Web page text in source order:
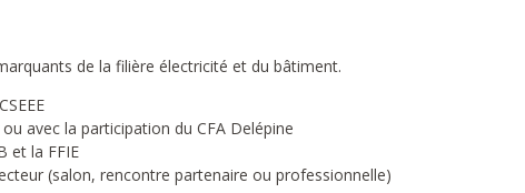
de la filière électricité et du bâtiment.
avec la participation du CFA Delépine
et la FFIE
(salon, rencontre partenaire ou professionnelle)